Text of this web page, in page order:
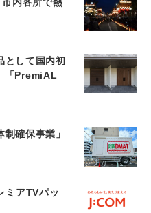
として国内初
「PremiAL
確保事業」
ミアTVパッ